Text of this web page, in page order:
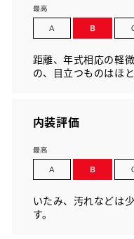
距離、年式相応の軽
の、目立つものはほ
内装評価
いたみ、汚れなどは
す。